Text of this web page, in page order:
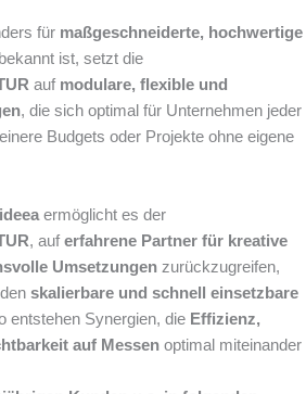
für maßgeschneiderte, hochwertige
bekannt ist, setzt die
auf modulare, flexible und
, die sich optimal für Unternehmen jeder
Budgets oder Projekte ohne eigene
ideea ermöglicht es der
, auf erfahrene Partner für kreative
Umsetzungen zurückzugreifen,
skalierbare und schnell einsetzbare
entstehen Synergien, die Effizienz,
auf Messen optimal miteinander